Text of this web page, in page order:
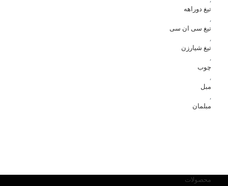
تیغ دوراهه
,
تیغ سی ان سی
,
تیغ شیارزن
,
چوب
,
مبل
,
مبلمان
محصولات